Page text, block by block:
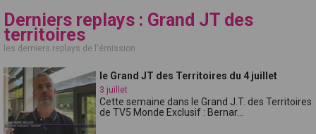
Derniers replays : Grand JT des
territoires
les derniers replays de l'émission
le Grand JT des Territoires du 4 juillet
3 juillet
Cette semaine dans le Grand J.T. des Territoires
de TV5 Monde Exclusif : Bernar...